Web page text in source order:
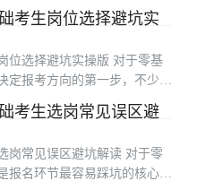
选岗进阶指南，围绕考生个
误区避坑、最终岗位核对四
考生岗位选择避坑实
位选择避坑实操版 对于零基
报考方向的第一步，不少考
易踩坑浪费备考时间。本文
向零基础备考生，从职位表
考生选岗常见误区避
岗常见误区避坑解读 对于零
名环节最容易踩坑的核心步